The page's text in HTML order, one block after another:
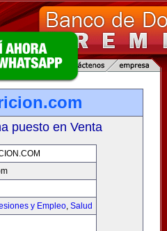
puesto en Venta
y Empleo, Salud